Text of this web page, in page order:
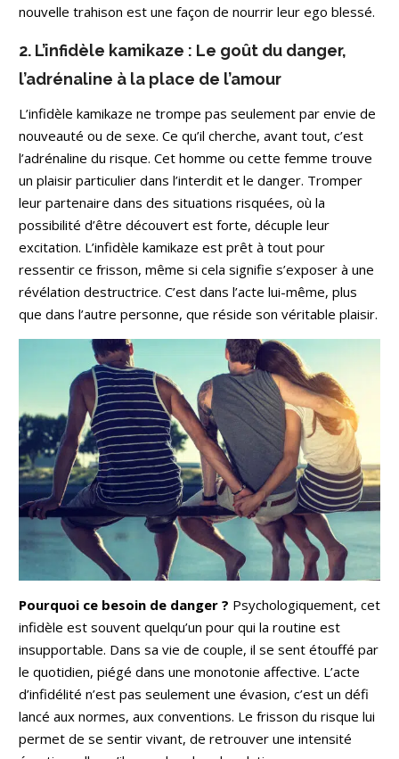
nouvelle trahison est une façon de nourrir leur ego blessé.
2. L’infidèle kamikaze : Le goût du danger,
l’adrénaline à la place de l’amour
L’infidèle kamikaze ne trompe pas seulement par envie de
nouveauté ou de sexe. Ce qu’il cherche, avant tout, c’est
l’adrénaline du risque. Cet homme ou cette femme trouve
un plaisir particulier dans l’interdit et le danger. Tromper
leur partenaire dans des situations risquées, où la
possibilité d’être découvert est forte, décuple leur
excitation. L’infidèle kamikaze est prêt à tout pour
ressentir ce frisson, même si cela signifie s’exposer à une
révélation destructrice. C’est dans l’acte lui-même, plus
que dans l’autre personne, que réside son véritable plaisir.
Pourquoi ce besoin de danger ? Psychologiquement, cet
infidèle est souvent quelqu’un pour qui la routine est
insupportable. Dans sa vie de couple, il se sent étouffé par
le quotidien, piégé dans une monotonie affective. L’acte
d’infidélité n’est pas seulement une évasion, c’est un défi
lancé aux normes, aux conventions. Le frisson du risque lui
permet de se sentir vivant, de retrouver une intensité